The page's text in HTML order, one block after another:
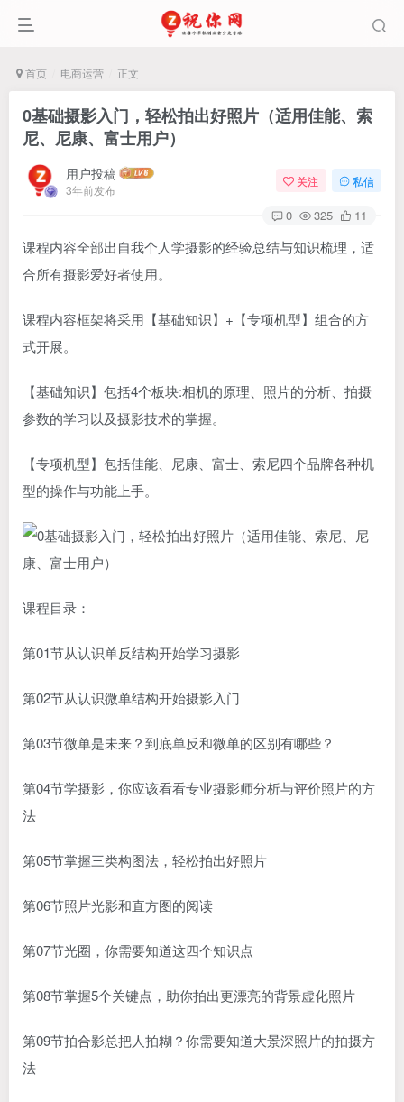
首页 电商运营 正文
0基础摄影入门，轻松拍出好照片（适用佳能、索
尼、尼康、富士用户）
用户投稿
3年前发布
关注 私信
0 325 11
课程内容全部出自我个人学摄影的经验总结与知识梳理，适
合所有摄影爱好者使用。
课程内容框架将采用【基础知识】+【专项机型】组合的方
式开展。
【基础知识】包括4个板块:相机的原理、照片的分析、拍摄
参数的学习以及摄影技术的掌握。
【专项机型】包括佳能、尼康、富士、索尼四个品牌各种机
型的操作与功能上手。
课程目录：
第01节从认识单反结构开始学习摄影
第02节从认识微单结构开始摄影入门
第03节微单是未来？到底单反和微单的区别有哪些？
第04节学摄影，你应该看看专业摄影师分析与评价照片的方
法
第05节掌握三类构图法，轻松拍出好照片
第06节照片光影和直方图的阅读
第07节光圈，你需要知道这四个知识点
第08节掌握5个关键点，助你拍出更漂亮的背景虚化照片
第09节拍合影总把人拍糊？你需要知道大景深照片的拍摄方
法